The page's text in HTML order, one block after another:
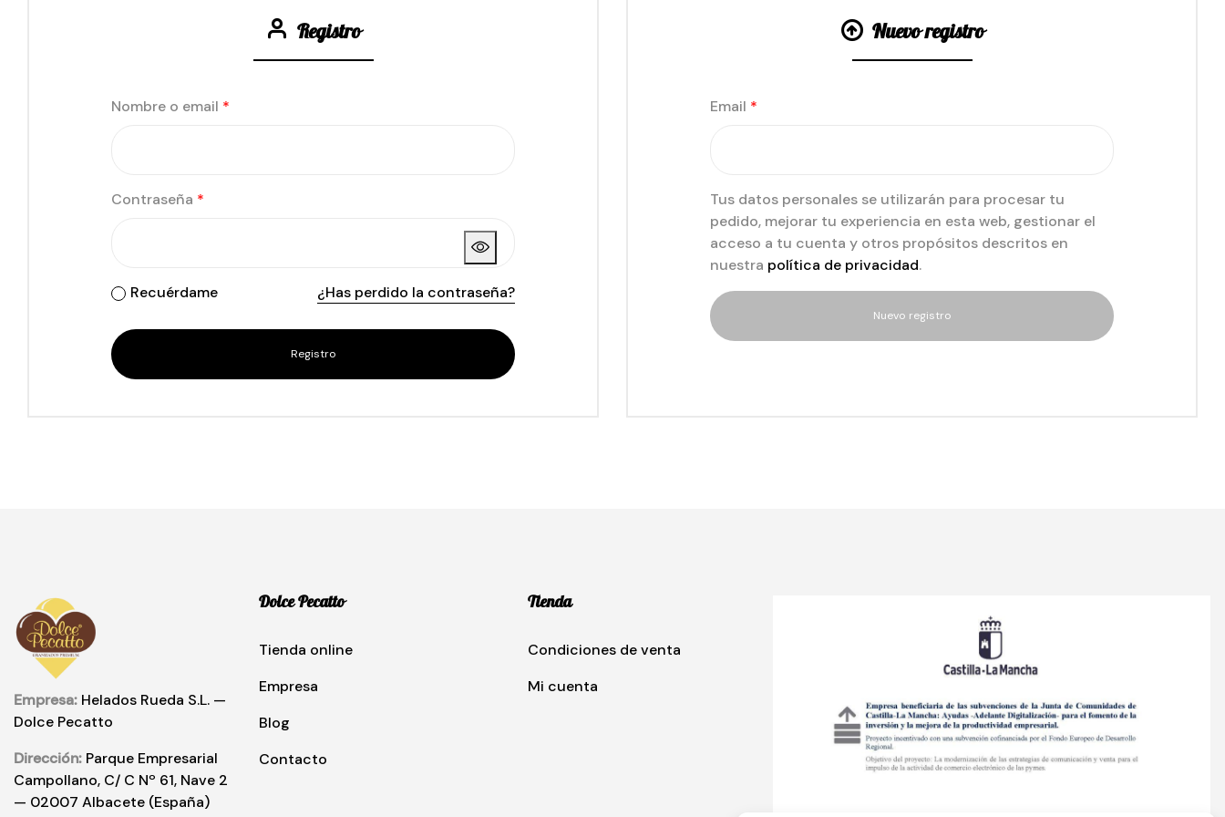
Registro
Nombre o email *
Contraseña *
Recuérdame ¿Has perdido la contraseña?
Nuevo registro
Email *
Tus datos personales se utilizarán para procesar tu
pedido, mejorar tu experiencia en esta web, gestionar el
acceso a tu cuenta y otros propósitos descritos en
nuestra política de privacidad.
Empresa: Helados Rueda S.L. —
Dolce Pecatto
Dirección: Parque Empresarial
Campollano, C/ C Nº 61, Nave 2
— 02007 Albacete (España)
Dolce Pecatto
Tienda online
Empresa
Blog
Contacto
Tienda
Condiciones de venta
Mi cuenta